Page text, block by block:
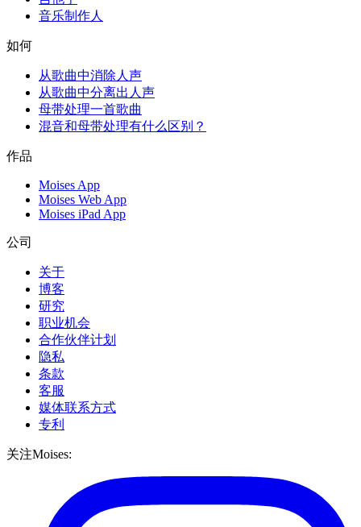
音乐制作人
如何
从歌曲中消除人声
从歌曲中分离出人声
母带处理一首歌曲
混音和母带处理有什么区别？
作品
Moises App
Moises Web App
Moises iPad App
公司
关于
博客
研究
职业机会
合作伙伴计划
隐私
条款
客服
媒体联系方式
专利
关注Moises: